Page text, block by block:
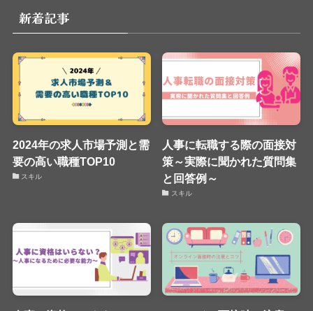
新着記事
2024年の求人市場予測と需
要の高い職種TOP10
スキル
人事に転職する際の面接対
策～実際に聞かれた質問集
と回答例～
スキル